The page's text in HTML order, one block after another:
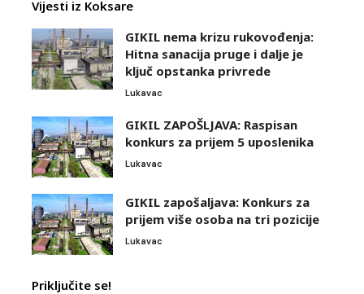
Vijesti iz Koksare
GIKIL nema krizu rukovođenja:
Hitna sanacija pruge i dalje je
ključ opstanka privrede
Lukavac
GIKIL ZAPOŠLJAVA: Raspisan
konkurs za prijem 5 uposlenika
Lukavac
GIKIL zapošaljava: Konkurs za
prijem više osoba na tri pozicije
Lukavac
Priključite se!